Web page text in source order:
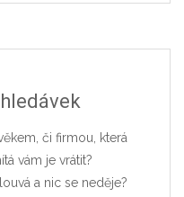
či firmou, která
vám je vrátit?
a nic se neděje?